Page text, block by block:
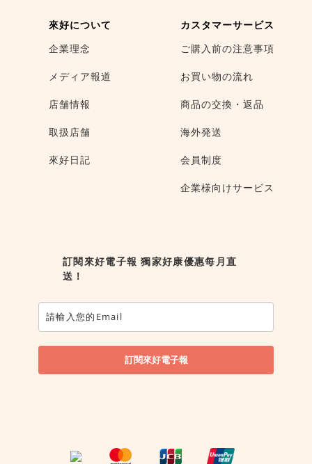
來好について
企業理念
メディア報道
店舗情報
取扱店舗
來好日記
カスタマーサービス
ご購入前の注意事項
お買い物の流れ
商品の交換・返品
海外発送
会員制度
企業様向けサービス
訂閱來好電子報 獨家好康優惠每月直
送！
訂閱來好電子報